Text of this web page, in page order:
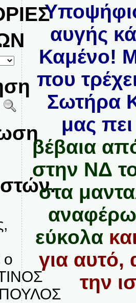
ο
αυγής
Καμένο!
που
Σωτήρα
μας
βέβαια
στην ΝΔ
στα
αναφέρω
εύκολα
για αυτό,
την